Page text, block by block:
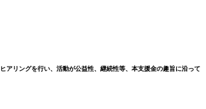
アリングを行い、活動が公益性、継続性等、本支援金の趣旨に沿って